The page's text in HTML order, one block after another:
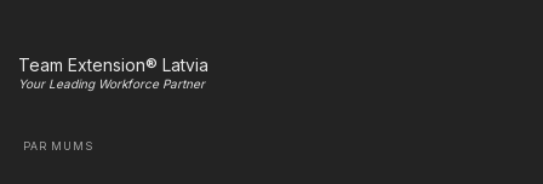
Team Extension® Latvia
Your Leading Workforce Partner
PAR MUMS